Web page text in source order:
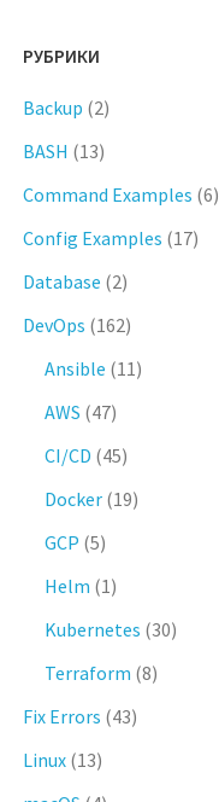
РУБРИКИ
Backup (2)
BASH (13)
Command Examples (6)
Config Examples (17)
Database (2)
DevOps (162)
Ansible (11)
AWS (47)
CI/CD (45)
Docker (19)
GCP (5)
Helm (1)
Kubernetes (30)
Terraform (8)
Fix Errors (43)
Linux (13)